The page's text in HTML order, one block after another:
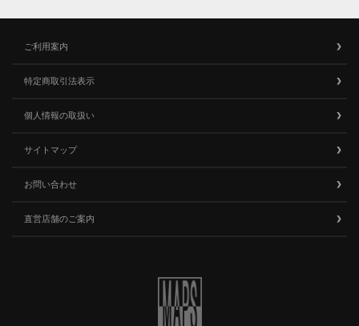
ご利用案内
特定商取引法表示
個人情報の取扱い
サイトマップ
お問い合わせ
直営店舗のご案内